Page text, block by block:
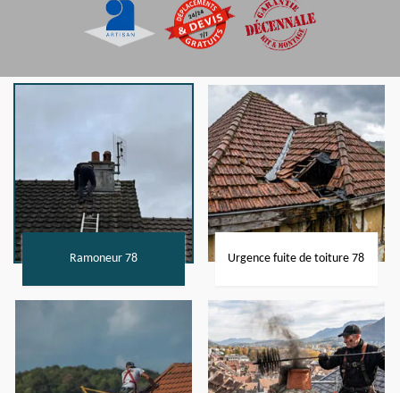
Ramoneur 78 Urgence fuite de toiture 78